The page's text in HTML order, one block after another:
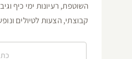
השוטפת, רעיונות ימי כיף
קבוצתי, הצעות לטיולים